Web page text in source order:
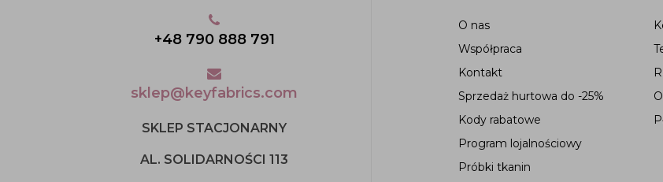
O nas
Współpraca
Kontakt
Sprzedaż hurtowa do -25%
Kody rabatowe
Program lojalnościowy
Próbki tkanin
+48 790 888 791
sklep@keyfabrics.com
SKLEP STACJONARNY
AL. SOLIDARNOŚCI 113